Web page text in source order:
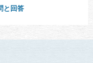
と回答